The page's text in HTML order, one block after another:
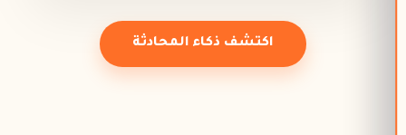
اكتشف ذكاء المحادثة